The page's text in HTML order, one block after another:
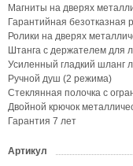
Магниты на дверях
Гарантийная безотказная
Ролики на дверях
Штанга с держателем для
Усиленный гладкий шланг
Ручной душ (2 режима)
Стеклянная полочка с
Двойной крючок
Гарантия 7 лет
Артикул